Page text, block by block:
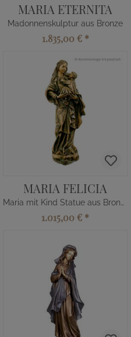
MARIA ETERNITA
Madonnenskulptur aus Bronze
1.835,00 € *
MARIA FELICIA
Maria mit Kind Statue aus Bronze
1.015,00 € *